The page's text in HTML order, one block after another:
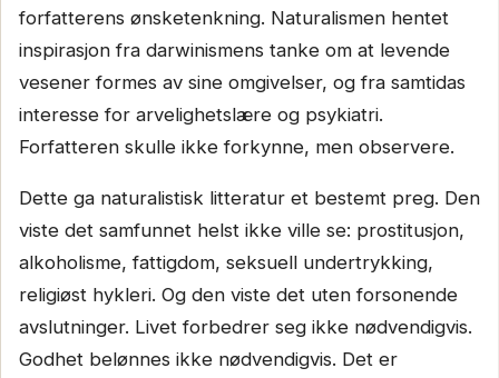
forfatterens ønsketenkning. Naturalismen hentet
inspirasjon fra darwinismens tanke om at levende
vesener formes av sine omgivelser, og fra samtidas
interesse for arvelighetslære og psykiatri.
Forfatteren skulle ikke forkynne, men observere.
Dette ga naturalistisk litteratur et bestemt preg. Den
viste det samfunnet helst ikke ville se: prostitusjon,
alkoholisme, fattigdom, seksuell undertrykking,
religiøst hykleri. Og den viste det uten forsonende
avslutninger. Livet forbedrer seg ikke nødvendigvis.
Godhet belønnes ikke nødvendigvis. Det er